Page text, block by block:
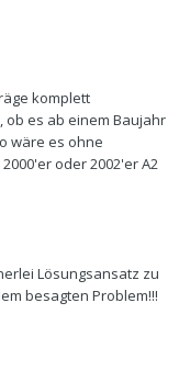
komplett
ob es ab einem Baujahr
wäre es ohne
oder 2002'er A2
Lösungsansatz zu
besagten Problem!!!